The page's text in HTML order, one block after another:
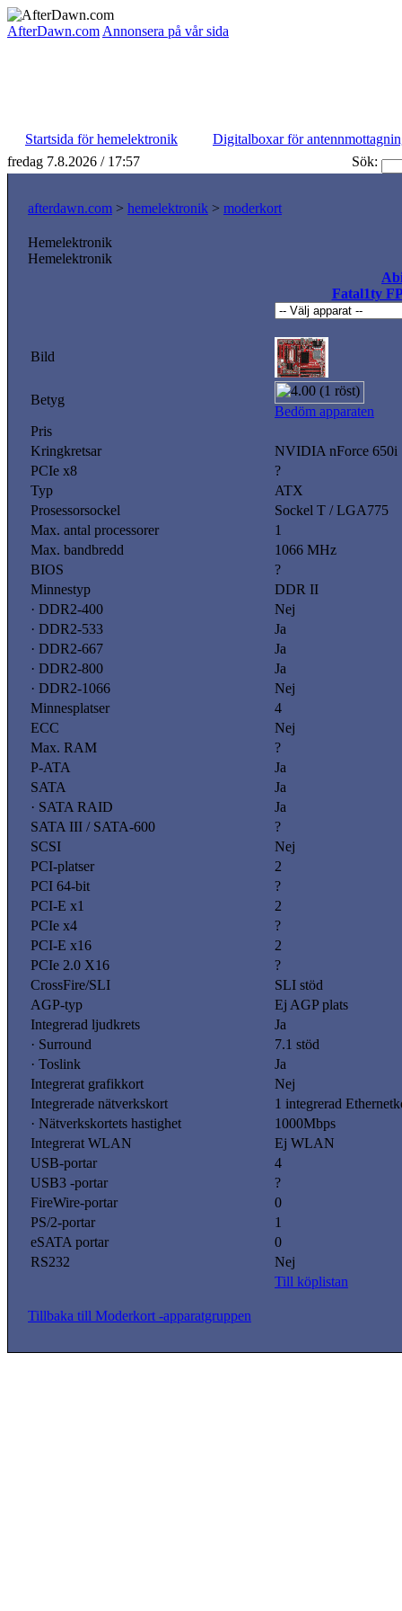
AfterDawn.com Annonsera på vår sida
Startsida för hemelektronik
Digitalboxar för
fredag 7.8.2026 / 17:57
Sök:
afterdawn.com > hemelektronik > moderkort
Hemelektronik
Hemelektronik
Fatal1ty
Bild
Betyg
Bedöm apparaten
Pris
Kringkretsar
NVIDIA nForce 650i
PCIe x8
?
Typ
ATX
Prosessorsockel
Sockel T / LGA775
Max. antal processorer
1
Max. bandbredd
1066 MHz
BIOS
?
Minnestyp
DDR II
· DDR2-400
Nej
· DDR2-533
Ja
· DDR2-667
Ja
· DDR2-800
Ja
· DDR2-1066
Nej
Minnesplatser
4
ECC
Nej
Max. RAM
?
P-ATA
Ja
SATA
Ja
· SATA RAID
Ja
SATA III / SATA-600
?
SCSI
Nej
PCI-platser
2
PCI 64-bit
?
PCI-E x1
2
PCIe x4
?
PCI-E x16
2
PCIe 2.0 X16
?
CrossFire/SLI
SLI stöd
AGP-typ
Ej AGP plats
Integrerad ljudkrets
Ja
· Surround
7.1 stöd
· Toslink
Ja
Integrerat grafikkort
Nej
Integrerade nätverkskort
1 integrerad
· Nätverkskortets hastighet
1000Mbps
Integrerat WLAN
Ej WLAN
USB-portar
4
USB3 -portar
?
FireWire-portar
0
PS/2-portar
1
eSATA portar
0
RS232
Nej
Till köplistan
Tillbaka till Moderkort -apparatgruppen